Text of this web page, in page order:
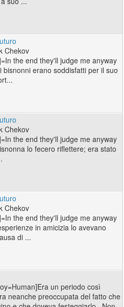
Chekov
the end they'll judge me anyway
erano soddisfatti per il suo
Chekov
the end they'll judge me anyway
lo fecero riflettere; era stato
Chekov
the end they'll judge me anyway
in amicizia lo avevano
di ...
un periodo così
neanche preoccupata del fatto che